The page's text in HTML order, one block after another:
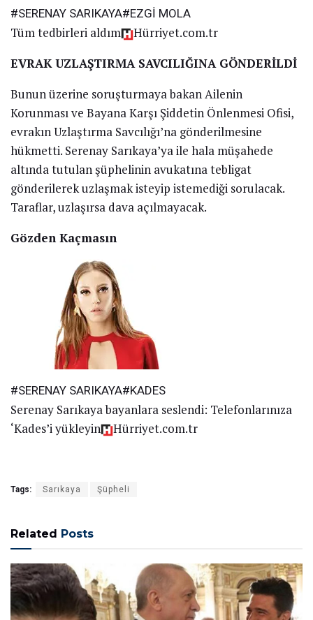
#SERENAY SARIKAYA#EZGİ MOLA
Tüm tedbirleri aldım
Hürriyet.com.tr
EVRAK UZLAŞTIRMA SAVCILIĞINA GÖNDERİLDİ
Bunun üzerine soruşturmaya bakan Ailenin
Korunması ve Bayana Karşı Şiddetin Önlenmesi Ofisi,
evrakın Uzlaştırma Savcılığı’na gönderilmesine
hükmetti. Serenay Sarıkaya’ya ile hala müşahede
altında tutulan şüphelinin avukatına tebligat
gönderilerek uzlaşmak isteyip istemediği sorulacak.
Taraflar, uzlaşırsa dava açılmayacak.
Gözden Kaçmasın
#SERENAY SARIKAYA#KADES
Serenay Sarıkaya bayanlara seslendi: Telefonlarınıza
‘Kades’i yükleyin
Hürriyet.com.tr
Tags: Sarıkaya Şüpheli
Related Posts